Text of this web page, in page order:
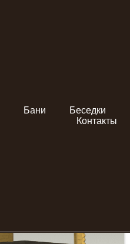
Бани Беседки
Контакты